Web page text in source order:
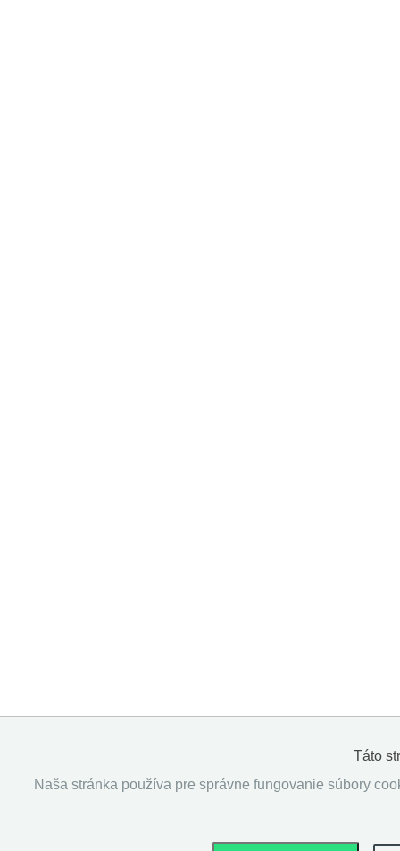
Táto
Naša stránka používa pre správne fungovanie súbory